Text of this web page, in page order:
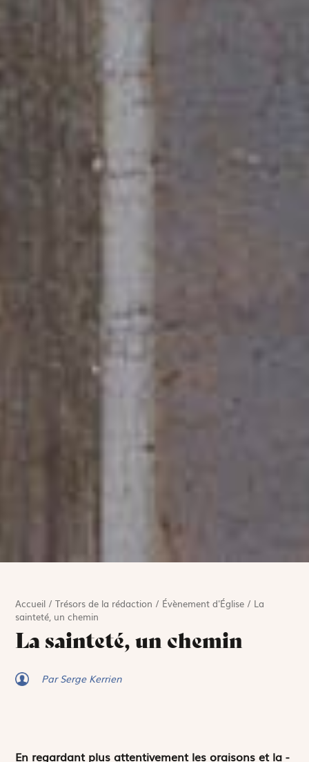
Accueil /Trésors de la rédaction / Évènement d'Église / La
sainteté, un chemin
La sainteté, un chemin
Par Serge Kerrien
En regardant plus attentivement les oraisons et la ­